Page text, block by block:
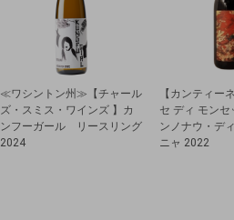
≪ワシントン州≫【チャール
ズ・スミス・ワインズ 】カ
ンフーガール リースリング
2024
【カンティー
セ ディ モン
ンノナウ・デ
ニャ 2022